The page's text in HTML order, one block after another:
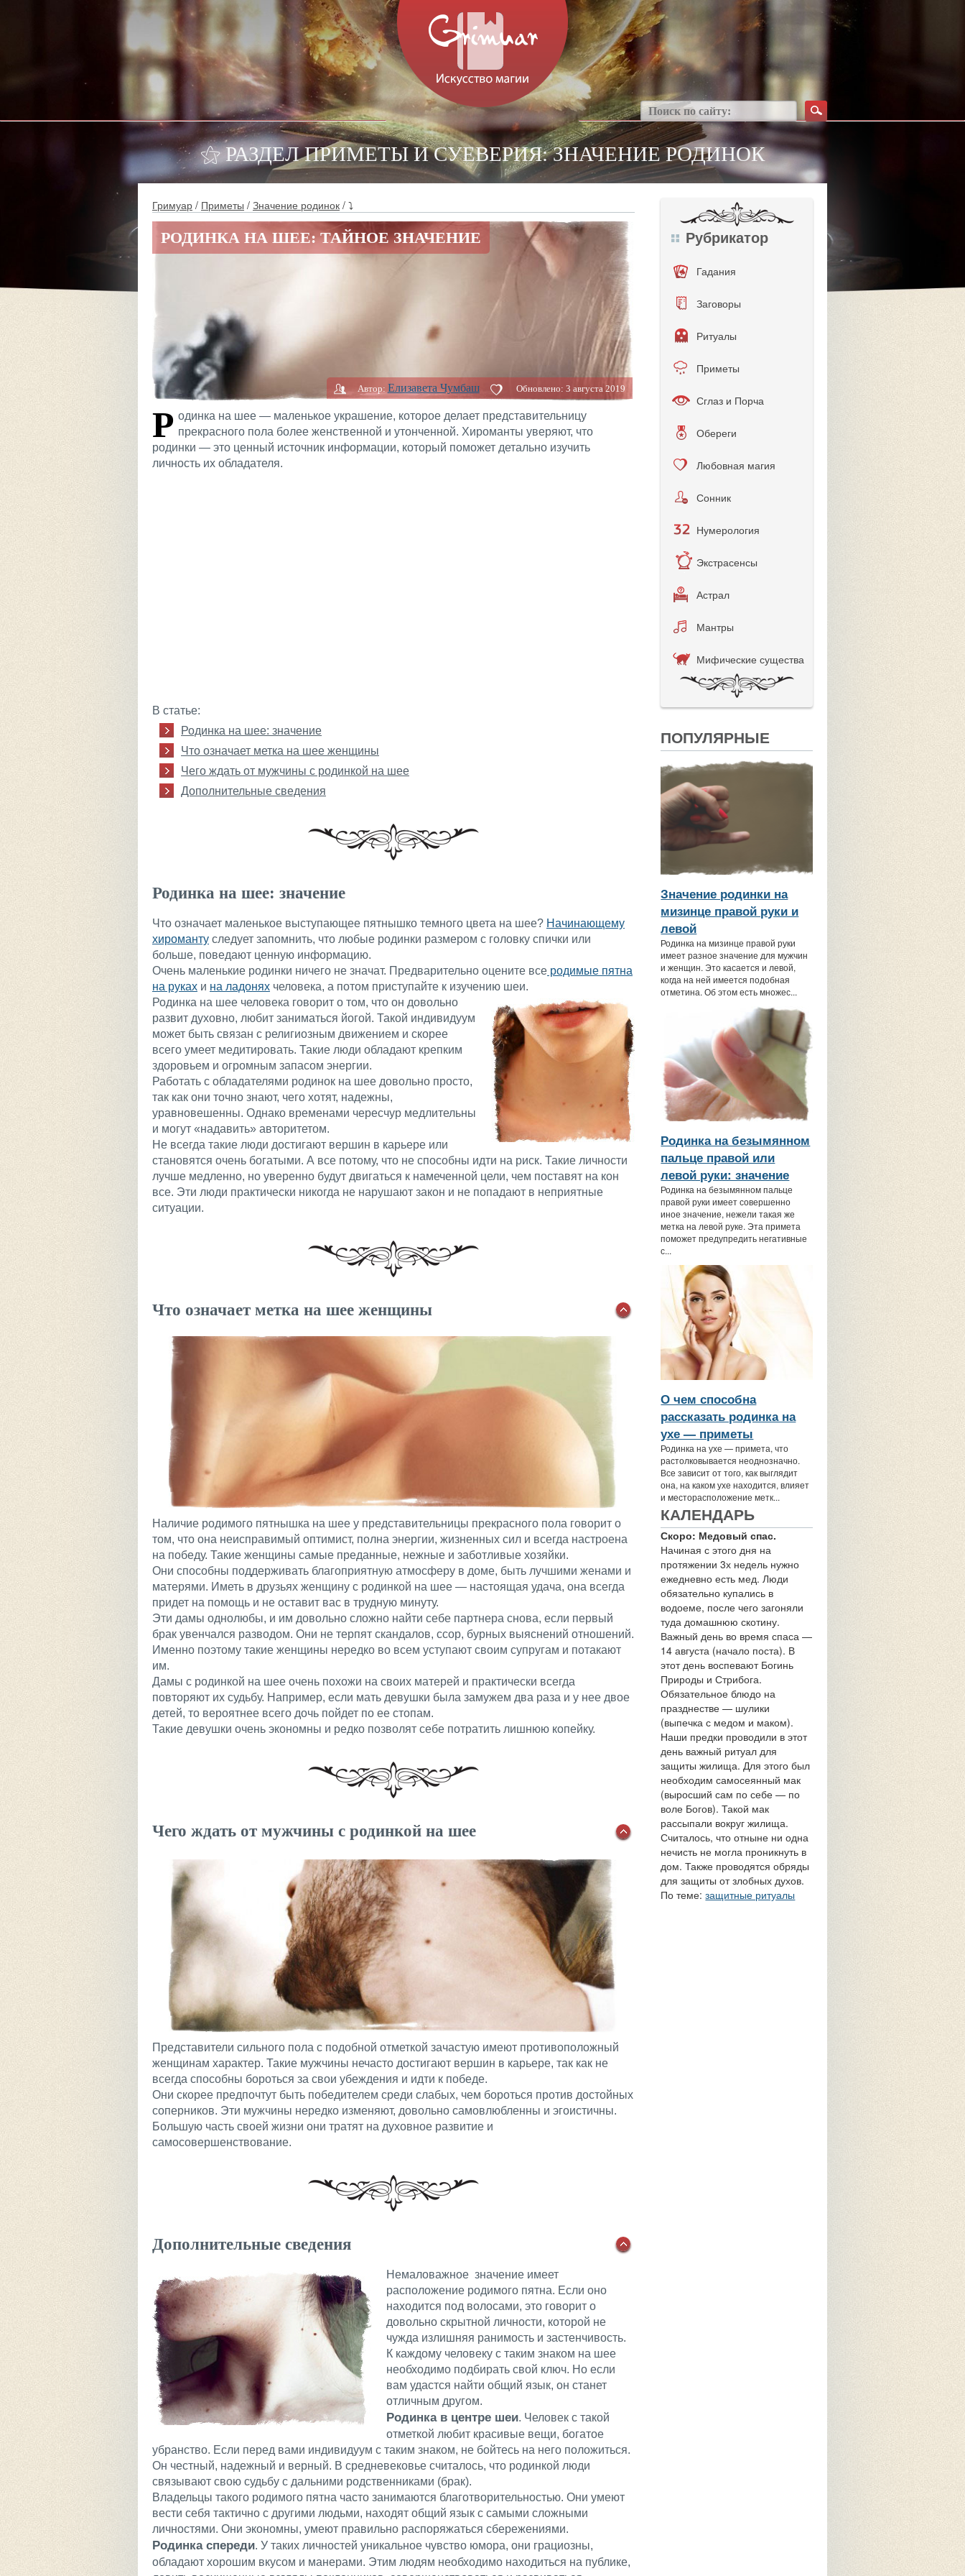
⚝ РАЗДЕЛ ПРИМЕТЫ И СУЕВЕРИЯ: ЗНАЧЕНИЕ РОДИНОК
Гримуар / Приметы / Значение родинок / ⤵
РОДИНКА НА ШЕЕ: ТАЙНОЕ ЗНАЧЕНИЕ
Автор: Елизавета Чумбаш Обновлено: 3 августа 2019
Р одинка на шее — маленькое украшение, которое делает представительницу
прекрасного пола более женственной и утонченной. Хироманты уверяют, что
родинки — это ценный источник информации, который поможет детально изучить
личность их обладателя.
В статье:
Родинка на шее: значение
Что означает метка на шее женщины
Чего ждать от мужчины с родинкой на шее
Дополнительные сведения
Родинка на шее: значение
Что означает маленькое выступающее пятнышко темного цвета на шее? Начинающему
хироманту следует запомнить, что любые родинки размером с головку спички или
больше, поведают ценную информацию.
Очень маленькие родинки ничего не значат. Предварительно оцените все родимые пятна
на руках и на ладонях человека, а потом приступайте к изучению шеи.
Родинка на шее человека говорит о том, что он довольно
развит духовно, любит заниматься йогой. Такой индивидуум
может быть связан с религиозным движением и скорее
всего умеет медитировать. Такие люди обладают крепким
здоровьем и огромным запасом энергии.
Работать с обладателями родинок на шее довольно просто,
так как они точно знают, чего хотят, надежны,
уравновешенны. Однако временами чересчур медлительны
и могут «надавить» авторитетом.
Не всегда такие люди достигают вершин в карьере или
становятся очень богатыми. А все потому, что не способны идти на риск. Такие личности
лучше медленно, но уверенно будут двигаться к намеченной цели, чем поставят на кон
все. Эти люди практически никогда не нарушают закон и не попадают в неприятные
ситуации.
Что означает метка на шее женщины
Наличие родимого пятнышка на шее у представительницы прекрасного пола говорит о
том, что она неисправимый оптимист, полна энергии, жизненных сил и всегда настроена
на победу. Такие женщины самые преданные, нежные и заботливые хозяйки.
Они способны поддерживать благоприятную атмосферу в доме, быть лучшими женами и
матерями. Иметь в друзьях женщину с родинкой на шее — настоящая удача, она всегда
придет на помощь и не оставит вас в трудную минуту.
Эти дамы однолюбы, и им довольно сложно найти себе партнера снова, если первый
брак увенчался разводом. Они не терпят скандалов, ссор, бурных выяснений отношений.
Именно поэтому такие женщины нередко во всем уступают своим супругам и потакают
им.
Дамы с родинкой на шее очень похожи на своих матерей и практически всегда
повторяют их судьбу. Например, если мать девушки была замужем два раза и у нее двое
детей, то вероятнее всего дочь пойдет по ее стопам.
Такие девушки очень экономны и редко позволят себе потратить лишнюю копейку.
Чего ждать от мужчины с родинкой на шее
Представители сильного пола с подобной отметкой зачастую имеют противоположный
женщинам характер. Такие мужчины нечасто достигают вершин в карьере, так как не
всегда способны бороться за свои убеждения и идти к победе.
Они скорее предпочтут быть победителем среди слабых, чем бороться против достойных
соперников. Эти мужчины нередко изменяют, довольно самовлюбленны и эгоистичны.
Большую часть своей жизни они тратят на духовное развитие и
самосовершенствование.
Дополнительные сведения
Немаловажное значение имеет
расположение родимого пятна. Если оно
находится под волосами, это говорит о
довольно скрытной личности, которой не
чужда излишняя ранимость и застенчивость.
К каждому человеку с таким знаком на шее
необходимо подбирать свой ключ. Но если
вам удастся найти общий язык, он станет
отличным другом.
Родинка в центре шеи. Человек с такой
отметкой любит красивые вещи, богатое
убранство. Если перед вами индивидуум с таким знаком, не бойтесь на него положиться.
Он честный, надежный и верный. В средневековье считалось, что родинкой люди
связывают свою судьбу с дальними родственниками (брак).
Владельцы такого родимого пятна часто занимаются благотворительностью. Они умеют
вести себя тактично с другими людьми, находят общий язык с самыми сложными
личностями. Они экономны, умеют правильно распоряжаться сбережениями.
Родинка спереди. У таких личностей уникальное чувство юмора, они грациозны,
обладают хорошим вкусом и манерами. Этим людям необходимо находиться на публике,
Рубрикатор
Гадания
Заговоры
Ритуалы
Приметы
Сглаз и Порча
Обереги
Любовная магия
Сонник
Нумерология
Экстрасенсы
Астрал
Мантры
Мифические существа
ПОПУЛЯРНЫЕ
Значение родинки на
мизинце правой руки и
левой
Родинка на мизинце правой руки
имеет разное значение для мужчин
и женщин. Это касается и левой,
когда на ней имеется подобная
отметина. Об этом есть множес...
Родинка на безымянном
пальце правой или
левой руки: значение
Родинка на безымянном пальце
правой руки имеет совершенно
иное значение, нежели такая же
метка на левой руке. Эта примета
поможет предупредить негативные
с...
О чем способна
рассказать родинка на
ухе — приметы
Родинка на ухе — примета, что
растолковывается неоднозначно.
Все зависит от того, как выглядит
она, на каком ухе находится, влияет
и месторасположение метк...
КАЛЕНДАРЬ
Скоро: Медовый спас.
Начиная с этого дня на
протяжении 3х недель нужно
ежедневно есть мед. Люди
обязательно купались в
водоеме, после чего загоняли
туда домашнюю скотину.
Важный день во время спаса —
14 августа (начало поста). В
этот день воспевают Богинь
Природы и Стрибога.
Обязательное блюдо на
празднестве — шулики
(выпечка с медом и маком).
Наши предки проводили в этот
день важный ритуал для
защиты жилища. Для этого был
необходим самосеянный мак
(выросший сам по себе — по
воле Богов). Такой мак
рассыпали вокруг жилища.
Считалось, что отныне ни одна
нечисть не могла проникнуть в
дом. Также проводятся обряды
для защиты от злобных духов.
По теме:защитные ритуалы